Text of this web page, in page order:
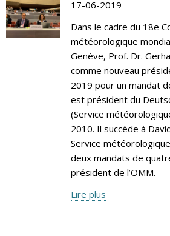
17-06-2019
Dans le cadre du 18e
météorologique
Genève, Prof. Dr.
comme nouveau
2019 pour un mandat
est président du
(Service
2010. Il succède à
Service
deux mandats de
président de l’OMM.
Lire plus